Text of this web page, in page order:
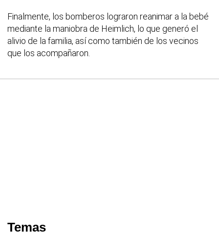
Finalmente, los bomberos lograron reanimar a la bebé
mediante la maniobra de Heimlich, lo que generó el
alivio de la familia, así como también de los vecinos
que los acompañaron.
Temas